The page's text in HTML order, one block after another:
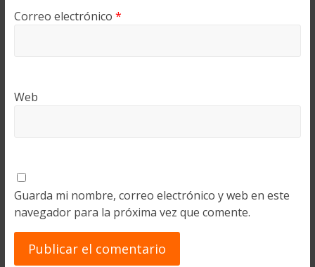
Correo electrónico *
Web
Guarda mi nombre, correo electrónico y web en este
navegador para la próxima vez que comente.